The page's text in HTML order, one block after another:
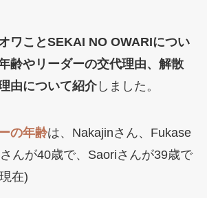
ワことSEKAI NO OWARIについ
齢やリーダーの交代理由、解散
由について紹介しました。
の年齢は、Nakajinさん、Fukase
んが40歳で、Saoriさんが39歳で
在)